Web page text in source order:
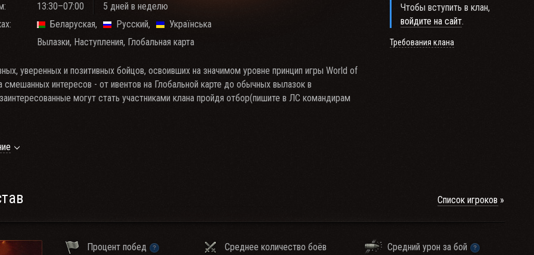
13:30–07:00
5 дней в неделю
Беларуская Русский
Українська
Вылазки, Наступления, Глобальная карта
уверенных и позитивных бойцов, освоивших на значимом уровне принцип игры World of
интересов - от ивентов на Глобальной карте до обычных вылазок в
могут стать участниками клана пройдя отбор(пишите в ЛС командирам
00
на связи в ТС
неделю
в организованных кланом мероприятиях (Вылазки, ГК, Наступления и тп.)
Чтобы вступить в клан,
войдите на сайт.
Требования клана
Список игроков
Процент побед
Среднее количество боёв
Средний урон за бой